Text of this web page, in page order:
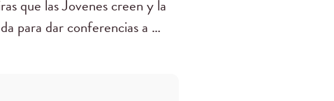
que las Jovenes creen y la
para dar conferencias a …